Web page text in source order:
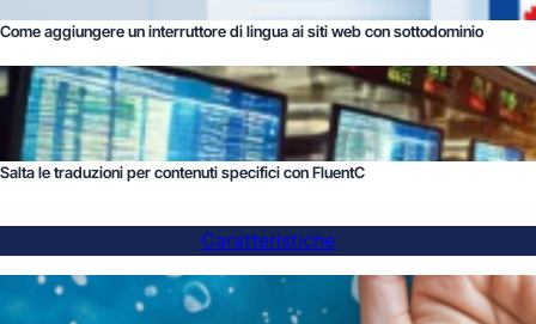
Come aggiungere un interruttore di lingua ai siti web con sottodominio
Salta le traduzioni per contenuti specifici con FluentC
Caratteristiche